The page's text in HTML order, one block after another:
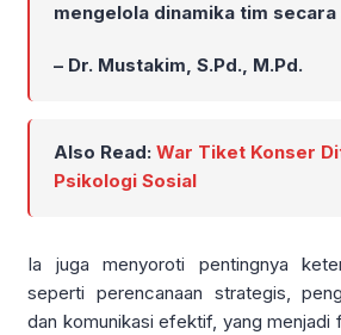
mengelola dinamika tim
– Dr. Mustakim, S.Pd., M.Pd.
Also Read: War Tiket Konser
Psikologi Sosial
Ia juga menyoroti pentingnya
seperti perencanaan strategis,
dan komunikasi efektif, yang menjadi